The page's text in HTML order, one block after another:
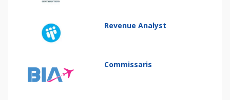
Revenue Analyst
Commissaris